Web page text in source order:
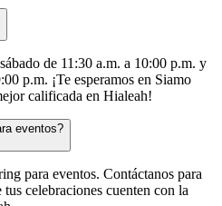
de 11:30 a.m. a 10:00 p.m. y
p.m. ¡Te esperamos en Siamo
calificada en Hialeah!
eventos?
para eventos. Contáctanos para
celebraciones cuenten con la